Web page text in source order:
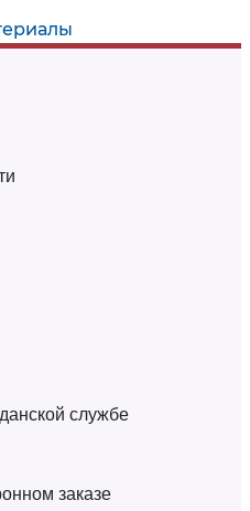
службе
заказе